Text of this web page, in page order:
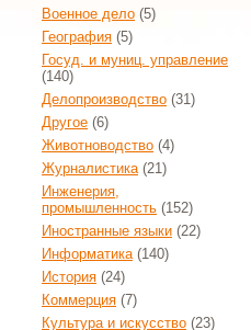
Военное дело (5)
География (5)
Госуд. и муниц. управление
(140)
Делопроизводство (31)
Другое (6)
Животноводство (4)
Журналистика(21)
Инженерия,
промышленность (152)
Иностранные языки (22)
Информатика(140)
История (24)
Коммерция (7)
Культура и искусство (23)